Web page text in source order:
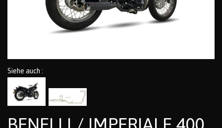
Siehe auch :